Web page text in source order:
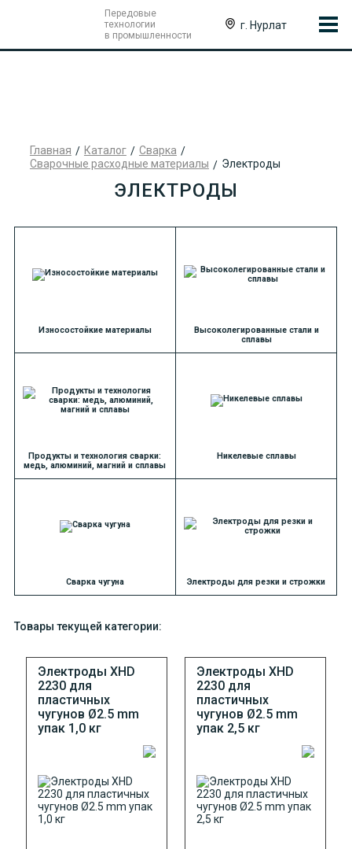
Передовые
технологии
в промышленности
г. Нурлат
Главная Каталог
Сварка
Сварочные расходные материалы
Электроды
ЭЛЕКТРОДЫ
Износостойкие материалы
Высоколегированные стали и
сплавы
Продукты и технология сварки:
медь, алюминий, магний и сплавы
Никелевые сплавы
Сварка чугуна Электроды для резки и строжки
Товары текущей категории:
Электроды XHD
2230 для
пластичных
чугунов Ø2.5 mm
упак 1,0 кг
Электроды XHD
2230 для
пластичных
чугунов Ø2.5 mm
упак 2,5 кг